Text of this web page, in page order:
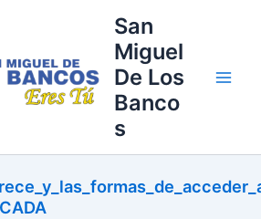
San
Miguel
De Los
Banco
s